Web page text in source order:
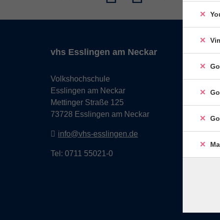
vhs Esslingen am Neckar
Volkshochschule
Esslingen am Neckar
Mettinger Straße 125
73728 Esslingen am Neckar
info@vhs-esslingen.de
Tel: 0711 55021-0